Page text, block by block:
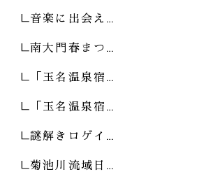
音楽に出会え…
南大門春まつ…
「玉名温泉宿…
「玉名温泉宿…
謎解きロゲイ…
菊池川流域日…